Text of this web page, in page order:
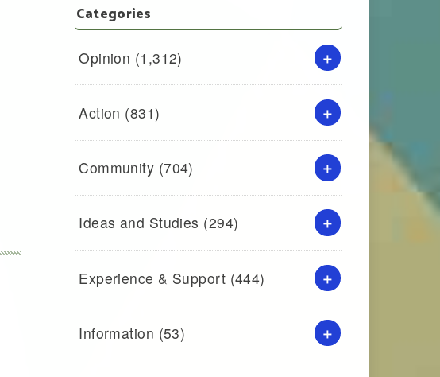
Categories
Opinion (1,312)
Action (831)
Community (704)
Ideas and Studies (294)
Experience & Support (444)
Information (53)